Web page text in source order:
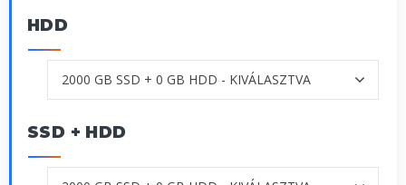
HDD
SSD + HDD